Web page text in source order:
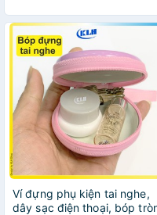
Ví đựng phụ kiện tai nghe,
dây sạc điện thoại, bóp